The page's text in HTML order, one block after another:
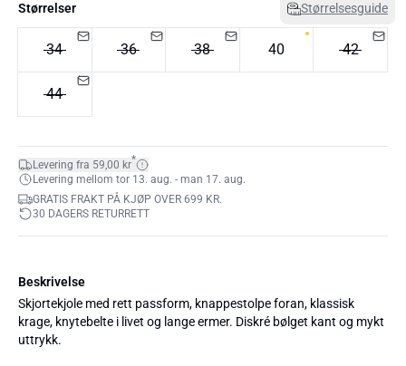
Størrelser Størrelsesguide
34 36 38 40 42
44
Levering fra 59,00 kr*
Levering mellom tor 13. aug. - man 17. aug.
GRATIS FRAKT PÅ KJØP OVER 699 KR.
30 DAGERS RETURRETT
Beskrivelse
Skjortekjole med rett passform, knappestolpe foran, klassisk
krage, knytebelte i livet og lange ermer. Diskré bølget kant og mykt
uttrykk.